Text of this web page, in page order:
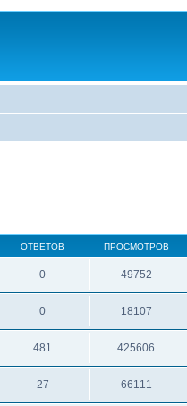
ОТВЕТОВ ПРОСМОТРОВ
0 49752
0 18107
481 425606
27 66111